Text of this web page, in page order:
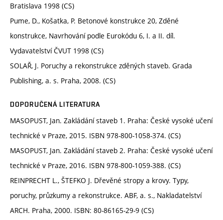
Bratislava 1998 (CS)
Pume, D., Košatka, P. Betonové konstrukce 20, Zděné
konstrukce, Navrhování podle Eurokódu 6, I. a II. díl.
Vydavatelství ČVUT 1998 (CS)
SOLAŘ, J. Poruchy a rekonstrukce zděných staveb. Grada
Publishing, a. s. Praha, 2008. (CS)
DOPORUČENÁ LITERATURA
MASOPUST, Jan. Zakládání staveb 1. Praha: České vysoké učení
technické v Praze, 2015. ISBN 978-800-1058-374. (CS)
MASOPUST, Jan. Zakládání staveb 2. Praha: České vysoké učení
technické v Praze, 2016. ISBN 978-800-1059-388. (CS)
REINPRECHT L., ŠTEFKO J. Dřevěné stropy a krovy. Typy,
poruchy, průzkumy a rekonstrukce. ABF, a. s., Nakladatelství
ARCH. Praha, 2000. ISBN: 80-86165-29-9 (CS)